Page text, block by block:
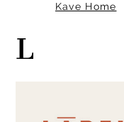
Kave Home
L